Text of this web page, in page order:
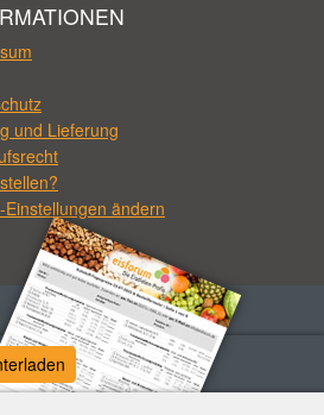
und Lieferung
Einstellungen ändern